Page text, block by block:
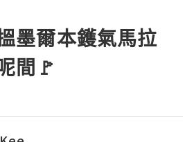
爾本鑊氣馬拉
間🚩